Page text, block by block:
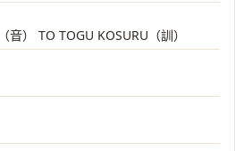
音） TO TOGU KOSURU（訓）